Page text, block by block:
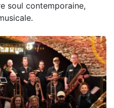
soul contemporaine,